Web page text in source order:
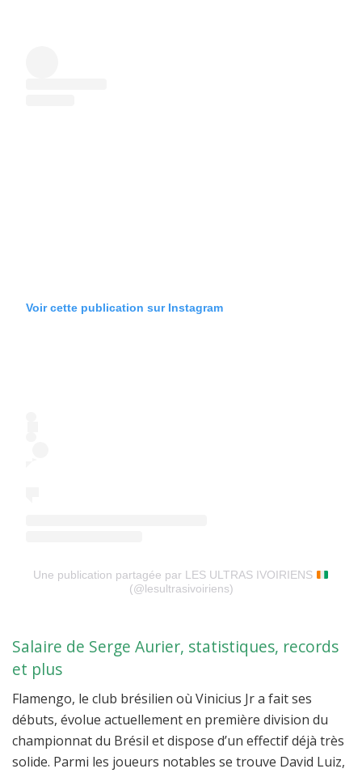
Voir cette publication sur Instagram
Une publication partagée par LES ULTRAS IVOIRIENS
(@lesultrasivoiriens)
Salaire de Serge Aurier, statistiques, records
et plus
Flamengo, le club brésilien où Vinicius Jr a fait ses
débuts, évolue actuellement en première division du
championnat du Brésil et dispose d’un effectif déjà très
solide. Parmi les joueurs notables se trouve David Luiz,